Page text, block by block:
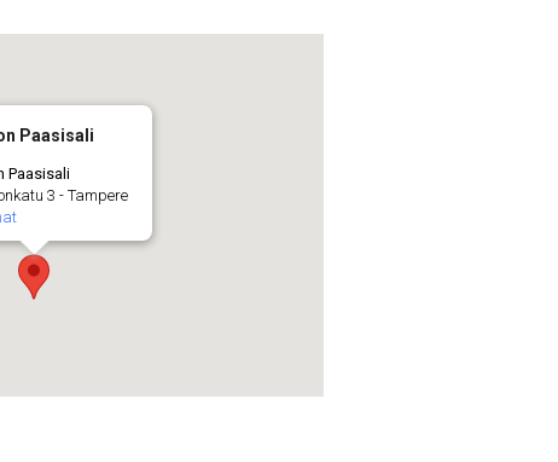
Paasisali
Paasisali
3 - Tampere